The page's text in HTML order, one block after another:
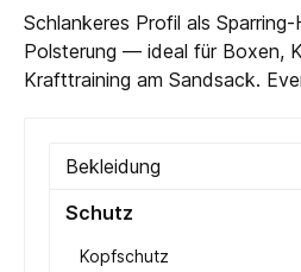
Schlankeres Profil als
Polsterung — ideal für Boxen,
Krafttraining am Sandsack.
Bekleidung
Schutz
Kopfschutz